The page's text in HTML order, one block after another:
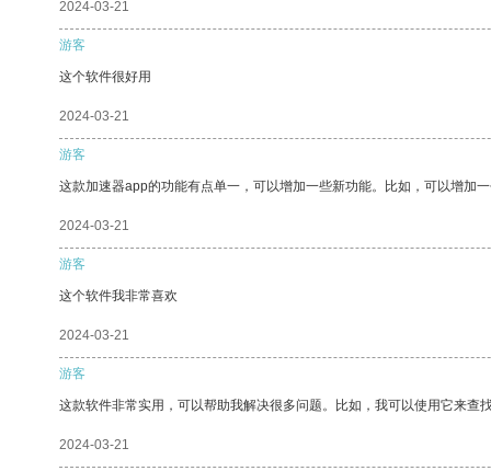
2024-03-21
游客
这个软件很好用
2024-03-21
游客
这款加速器app的功能有点单一，可以增加一些新功能。比如，可以增加
2024-03-21
游客
这个软件我非常喜欢
2024-03-21
游客
这款软件非常实用，可以帮助我解决很多问题。比如，我可以使用它来查
2024-03-21